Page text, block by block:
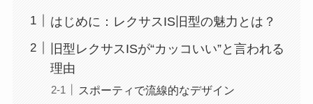
はじめに：レクサスIS旧型の魅力とは？
旧型レクサスISが“カッコいい”と言われる
理由
スポーティで流線的なデザイン